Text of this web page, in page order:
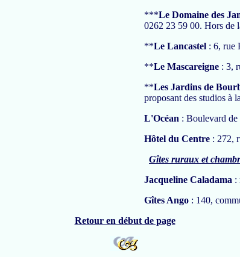
***Le Domaine des
0262 23 59 00. Hors de
**Le Lancastel : 6, rue
**Le Mascareigne : 3,
**Les Jardins de
proposant des studios à
L'Océan : Boulevard
Hôtel du Centre : 272,
Gîtes ruraux et
Jacqueline Caladama :
Gîtes Ango : 140,
Retour en début de page